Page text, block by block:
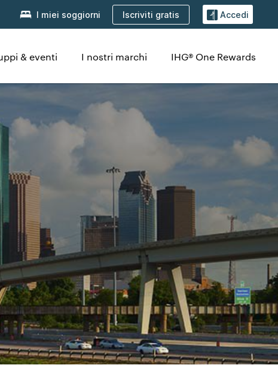
I miei soggiorni Iscriviti gratis Accedi
& eventi I nostri marchi IHG® One Rewards